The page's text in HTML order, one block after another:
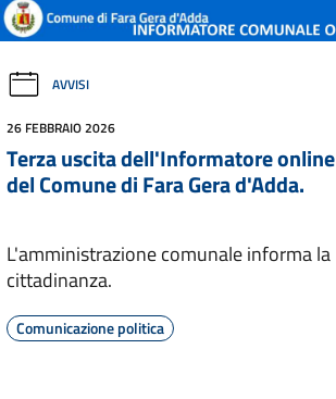
AVVISI
26 FEBBRAIO 2026
Terza uscita dell'Informatore online
del Comune di Fara Gera d'Adda.
L'amministrazione comunale informa la
cittadinanza.
Comunicazione politica